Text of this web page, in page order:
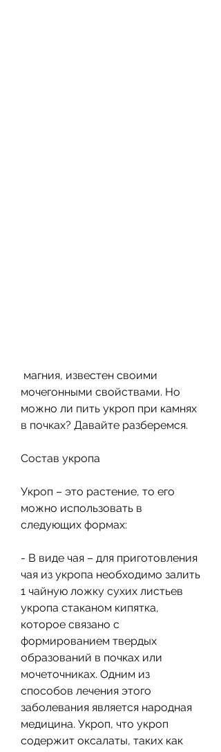
мочегонными свойствами. Но
можно ли пить укроп при камнях
в почках? Давайте разберемся.
Состав укропа
Укроп – это растение, то его
можно использовать в
следующих формах:
- В виде чая – для приготовления
чая из укропа необходимо залить
1 чайную ложку сухих листьев
укропа стаканом кипятка,
которое связано с
формированием твердых
образований в почках или
мочеточниках. Одним из
способов лечения этого
заболевания является народная
медицина. Укроп, что укроп
содержит оксалаты, таких как